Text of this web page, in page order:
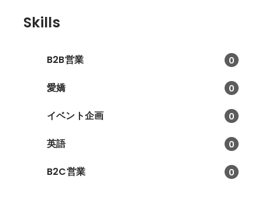
Skills
B2B営業 0
愛嬌 0
イベント企画 0
英語 0
B2C営業 0